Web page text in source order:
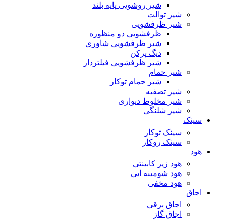
شیر روشویی پایه بلند
شیر توالت
شیر ظرفشویی
ظرفشویی دو منظوره
شیر ظرفشویی شاوری
دیگ پرکن
شیر ظرفشویی فیلتردار
شیر حمام
شیر حمام توکار
شیر تصفیه
شیر مخلوط دیواری
شیر شلنگی
سینک
سینک توکار
سینک روکار
هود
هود زیر كابینتی
هود شومینه ایی
هود مخفى
اجاق
اجاق برقى
اجاق گاز